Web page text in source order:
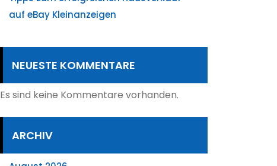
auf eBay Kleinanzeigen
NEUESTE KOMMENTARE
Es sind keine Kommentare vorhanden.
ARCHIV